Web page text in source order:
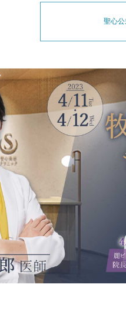
聖心